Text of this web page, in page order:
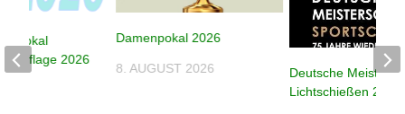
Damenpokal 2026
8. AUGUST 2026
Deutsche
Lichtschießen 2026
– Auflage 2026